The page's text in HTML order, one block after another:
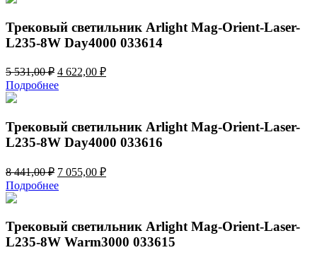
16W
Warm3000
Трековый светильник Arlight Mag-Orient-Laser-
L235-8W Day4000 033614
5 531,00₽ Первоначальная
цена
составляла
531,00 ₽.
4 622,00 ₽Текущая
Подробнее
Трековый светильник Arlight Mag-Orient-Laser-
L235-8W Day4000 033616
8 441,00₽ Первоначальная
цена
составляла
441,00 ₽.
7 055,00 ₽Текущая
Подробнее
Трековый светильник Arlight Mag-Orient-Laser-
L235-8W Warm3000 033615